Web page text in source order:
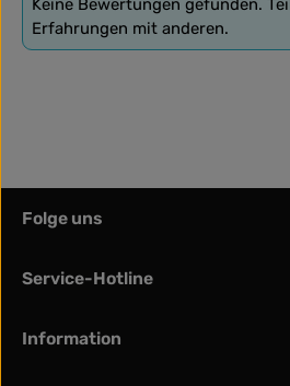
Keine Bewertungen gefunden.
Erfahrungen mit anderen.
Folge uns
Service-Hotline
Information